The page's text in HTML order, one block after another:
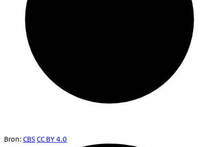
Bron: CBS CC BY 4.0